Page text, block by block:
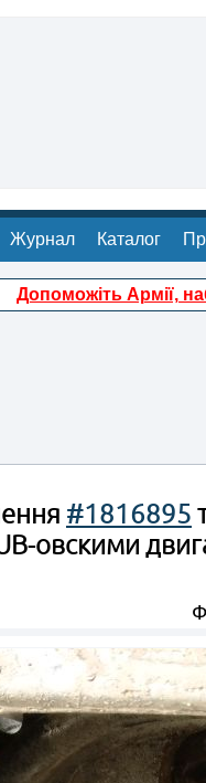
Журнал Каталог
Допоможіть Армії,
#1816895
овскими